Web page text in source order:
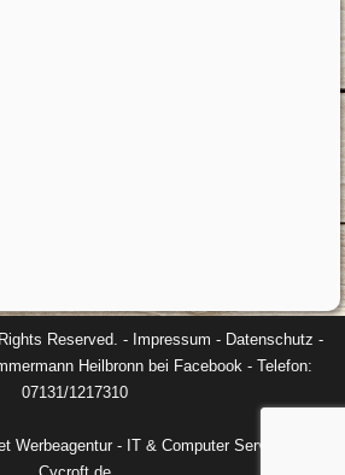
Reserved. - Impressum - Datenschutz -
Heilbronn bei Facebook- Telefon:
07131/1217310
Werbeagentur- IT & Computer Service by